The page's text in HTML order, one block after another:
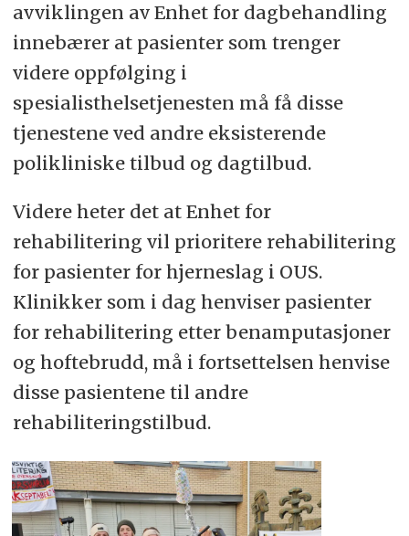
avviklingen av Enhet for dagbehandling
innebærer at pasienter som trenger
videre oppfølging i
spesialisthelsetjenesten må få disse
tjenestene ved andre eksisterende
polikliniske tilbud og dagtilbud.
Videre heter det at Enhet for
rehabilitering vil prioritere rehabilitering
for pasienter for hjerneslag i OUS.
Klinikker som i dag henviser pasienter
for rehabilitering etter benamputasjoner
og hoftebrudd, må i fortsettelsen henvise
disse pasientene til andre
rehabiliteringstilbud.